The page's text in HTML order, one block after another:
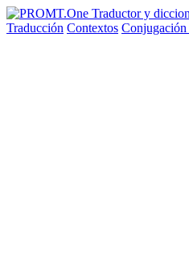
Traducción Contextos Conjugación